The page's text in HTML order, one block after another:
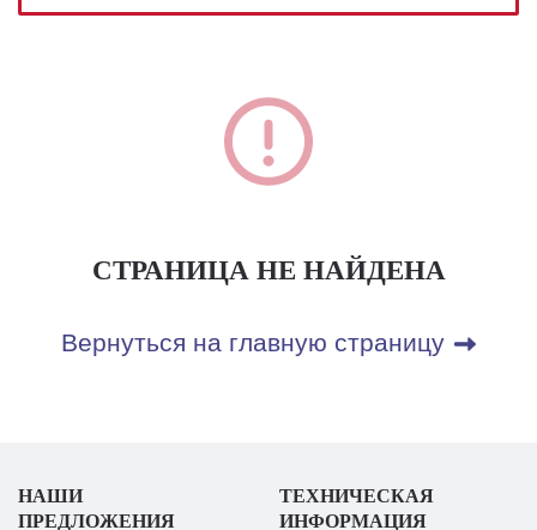
СТРАНИЦА НЕ НАЙДЕНА
Вернуться на главную страницу
НАШИ
ПРЕДЛОЖЕНИЯ
ТЕХНИЧЕСКАЯ
ИНФОРМАЦИЯ